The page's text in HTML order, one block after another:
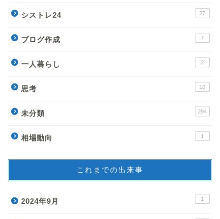
シストレ24 27
ブログ作成 7
一人暮らし 2
思考 10
未分類 294
相場動向 1
これまでの出来事
2024年9月 1